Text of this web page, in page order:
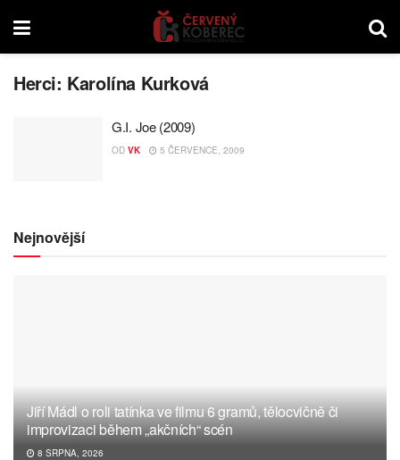
Herci: Karolína Kurková
G.I. Joe (2009)
OD VK 5 ČERVENCE, 2009
Nejnovější
Jiří Mádl o roli tatínka ve filmu 6 gramů, tělocvičně či
improvizaci během „akčních“ scén
8 SRPNA, 2026